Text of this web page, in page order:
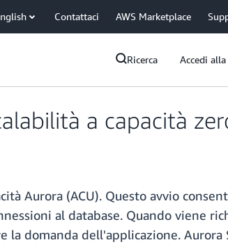
Contattaci AWS Marketplace
Ricerca Accedi
a capacità
Aurora (ACU). Questo avvio
al database. Quando viene
domanda dell'applicazione. Aurora